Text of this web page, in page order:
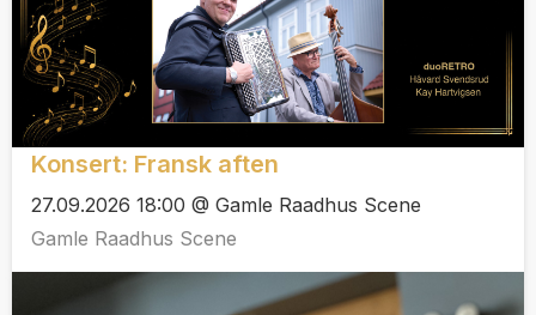
Konsert: Fransk aften
27.09.2026 18:00 @ Gamle Raadhus Scene
Gamle Raadhus Scene